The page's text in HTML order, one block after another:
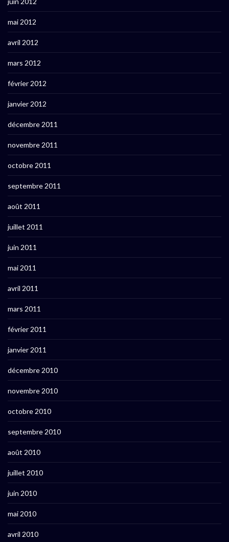
mai 2012
avril 2012
mars 2012
février 2012
janvier 2012
décembre 2011
novembre 2011
octobre 2011
septembre 2011
août 2011
juillet 2011
juin 2011
mai 2011
avril 2011
mars 2011
février 2011
janvier 2011
décembre 2010
novembre 2010
octobre 2010
septembre 2010
août 2010
juillet 2010
juin 2010
mai 2010
avril 2010